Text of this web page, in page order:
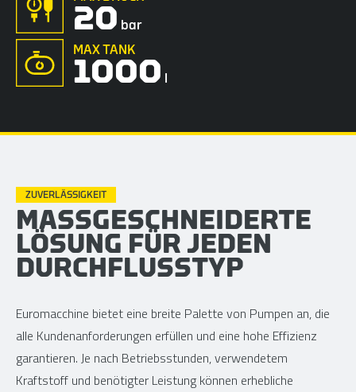
20 bar
MAX TANK
1000
ZUVERLÄSSIGKEIT
MASSGESCHNEIDERTE
LÖSUNG FÜR JEDEN
DURCHFLUSSTYP
Euromacchine bietet eine breite Palette von Pumpen an, die
alle Kundenanforderungen erfüllen und eine hohe Effizienz
garantieren. Je nach Betriebsstunden, verwendetem
Kraftstoff und benötigter Leistung können erhebliche